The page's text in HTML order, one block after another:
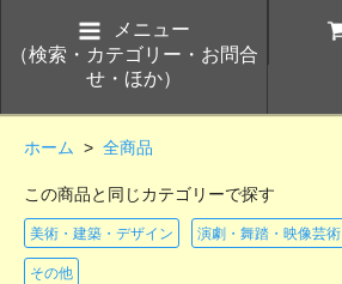
メニュー
（検索・カテゴリー・お問合
せ・ほか）
ホーム > 全商品
この商品と同じカテゴリーで探す
美術・建築・デザイン 演劇・舞踏・映像芸術
その他